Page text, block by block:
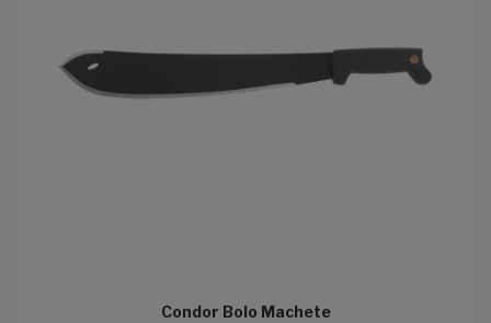
Condor Bolo Machete